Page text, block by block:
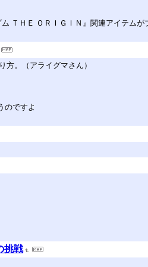
ＴＨＥ ＯＲＩＧＩＮ』関連アイテム
方。（アライグマさん）
のですよ
挑戦